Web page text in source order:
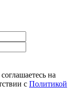
на
с Политикой